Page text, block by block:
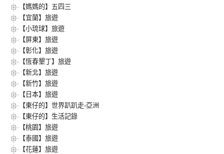
【媽媽的】五四三
【宜蘭】旅遊
【小琉球】旅遊
【屏東】旅遊
【彰化】旅遊
【恆春墾丁】旅遊
【新北】旅遊
【新竹】旅遊
【日本】旅遊
【東仔的】世界趴趴走-亞洲
【東仔的】生活記錄
【桃園】旅遊
【泰國】旅遊
【花蓮】旅遊